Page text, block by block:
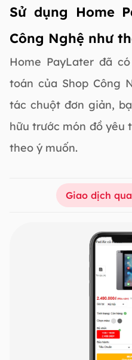
Sử dụng Home
Công Nghệ như
Home PayLater đã
toán của Shop Công
tác chuột đơn giản,
hữu trước món đồ yêu
theo ý muốn.
Giao dịch